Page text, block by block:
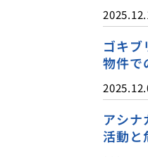
ゴキブ
物件で
アシナ
活動と